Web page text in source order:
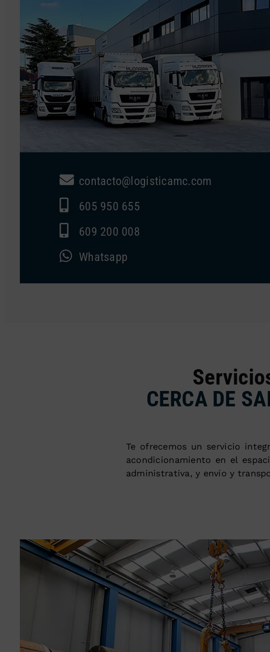
contacto@logisticamc.com
605 950 655
609 200 008
Whatsapp
CERCA DE
Te ofrecemos un servicio
acondicionamiento en el
administrativa, y envío y